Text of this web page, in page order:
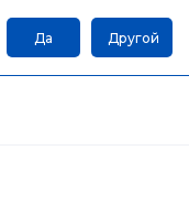
Да Другой